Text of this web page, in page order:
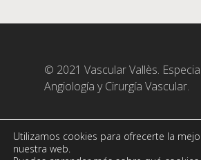
© 2021 Vascular Vallès.
Angiología y Cirurgía Vascular.
Politica de Privacidad
Utilizamos cookies para ofrecerte la
nuestra web.